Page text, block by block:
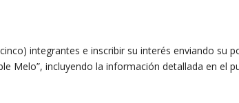
integrantes e inscribir su interés enviando su
Melo”, incluyendo la información detallada en el